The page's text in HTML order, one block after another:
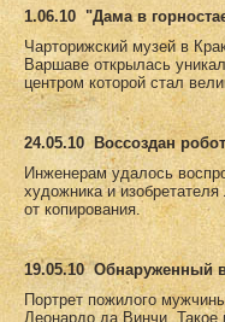
1.06.10 "Дама в
Чарторижский музей в
Варшаве открылась
центром которой стал
24.05.10
Воссоздан
Инженерам удалось
художника и
от копирования.
19.05.10 Обнаруженный
Портрет пожилого
Леонардо да Винчи. Такое